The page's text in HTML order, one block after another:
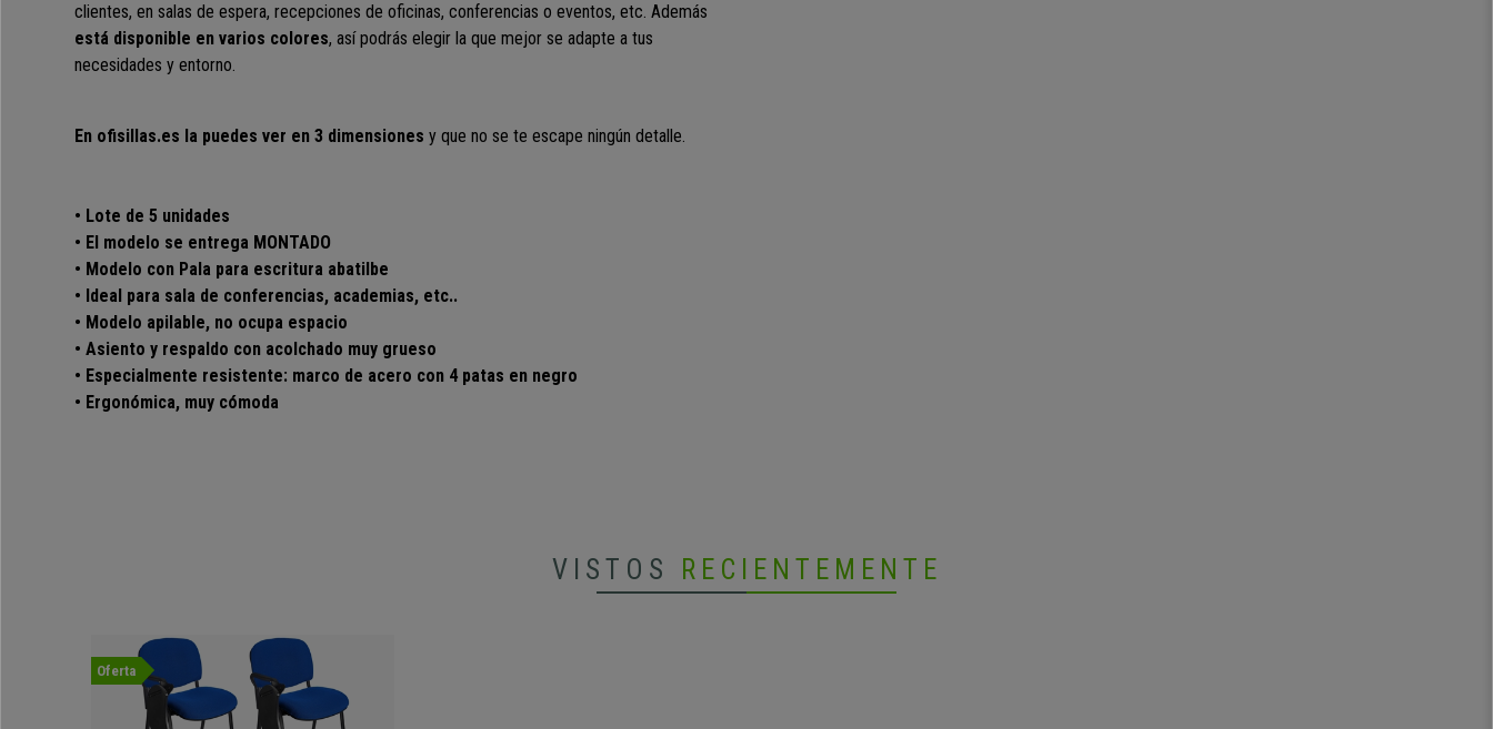
clientes, en salas de espera, recepciones de oficinas, conferencias o eventos, etc. Además
está disponible en varios colores, así podrás elegir la que mejor se adapte a tus
necesidades y entorno.
En ofisillas.es la puedes ver en 3 dimensiones y que no se te escape ningún detalle.
• Lote de 5 unidades
• El modelo se entrega MONTADO
• Modelo con Pala para escritura abatilbe
• Ideal para sala de conferencias, academias, etc..
• Modelo apilable, no ocupa espacio
• Asiento y respaldo con acolchado muy grueso
• Especialmente resistente: marco de acero con 4 patas en negro
• Ergonómica, muy cómoda
VISTOS RECIENTEMENTE
Oferta